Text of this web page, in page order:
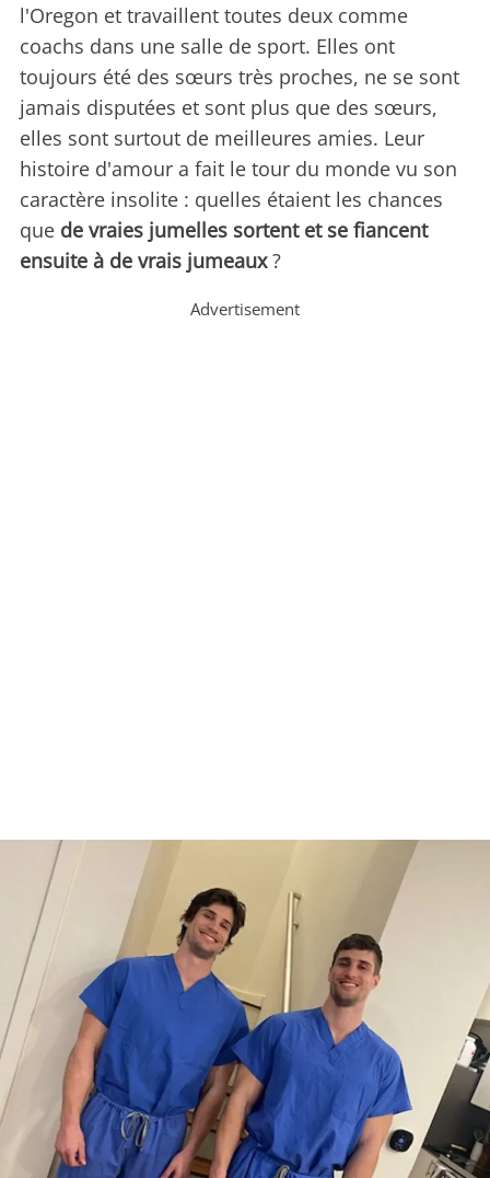
l'Oregon et travaillent toutes deux comme
coachs dans une salle de sport. Elles ont
toujours été des sœurs très proches, ne se sont
jamais disputées et sont plus que des sœurs,
elles sont surtout de meilleures amies. Leur
histoire d'amour a fait le tour du monde vu son
caractère insolite : quelles étaient les chances
que de vraies jumelles sortent et se fiancent
ensuite à de vrais jumeaux?
Advertisement